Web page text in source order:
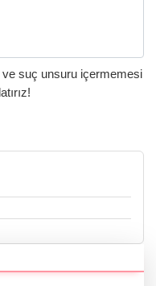
ve suç unsuru içermemesi